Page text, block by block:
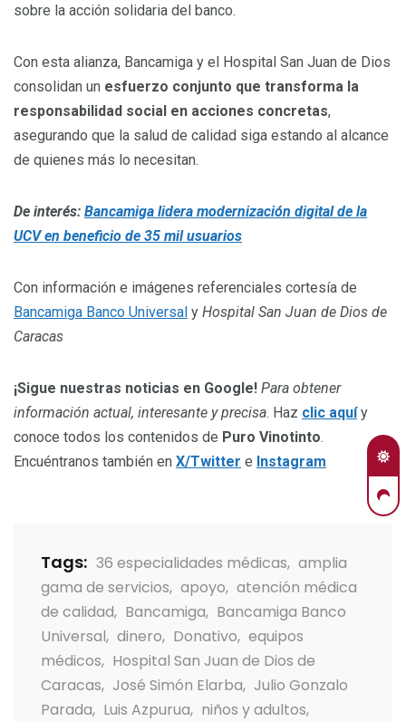
sobre la acción solidaria del banco.
Con esta alianza, Bancamiga y el Hospital San Juan de Dios
consolidan un esfuerzo conjunto que transforma la
responsabilidad social en acciones concretas,
asegurando que la salud de calidad siga estando al alcance
de quienes más lo necesitan.
De interés: Bancamiga lidera modernización digital de la
UCV en beneficio de 35 mil usuarios
Con información e imágenes referenciales cortesía de
Bancamiga Banco Universal y Hospital San Juan de Dios de
Caracas
¡Sigue nuestras noticias en Google! Para obtener
información actual, interesante y precisa. Haz clic aquíy
conoce todos los contenidos de Puro Vinotinto.
Encuéntranos también en X/Twitter e Instagram
Tags: 36 especialidades médicas, amplia
gama de servicios, apoyo, atención médica
de calidad, Bancamiga, Bancamiga Banco
Universal, dinero, Donativo, equipos
médicos, Hospital San Juan de Dios de
Caracas, José Simón Elarba, Julio Gonzalo
Parada, Luis Azpurua, niños y adultos,